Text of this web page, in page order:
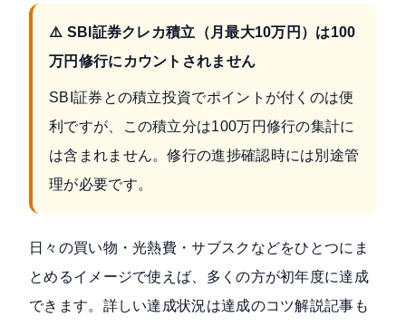
⚠️ SBI証券クレカ積立（月最大10万円）は100
万円修行にカウントされません
SBI証券との積立投資でポイントが付くのは便
利ですが、この積立分は100万円修行の集計に
は含まれません。修行の進捗確認時には別途管
理が必要です。
日々の買い物・光熱費・サブスクなどをひとつにま
とめるイメージで使えば、多くの方が初年度に達成
できます。詳しい達成状況は達成のコツ解説記事 も